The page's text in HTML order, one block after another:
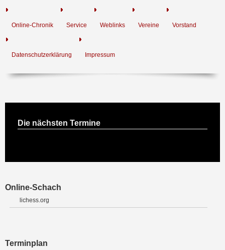
Online-Chronik Service Weblinks Vereine Vorstand
Datenschutzerklärung Impressum
Die nächsten Termine
Online-Schach
lichess.org
Terminplan